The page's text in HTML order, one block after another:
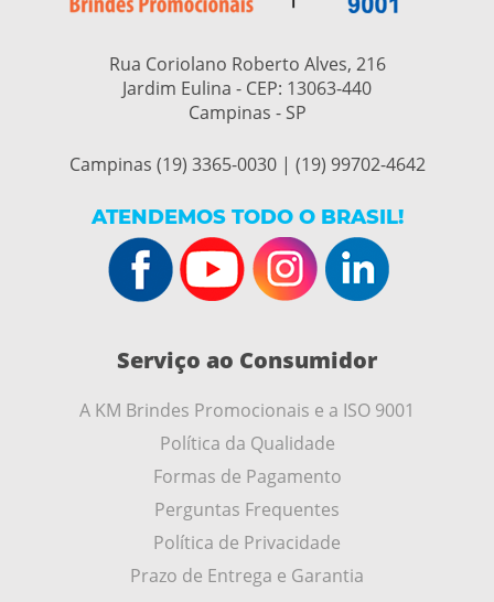
Rua Coriolano Roberto Alves, 216
Jardim Eulina - CEP: 13063-440
Campinas - SP
Campinas (19) 3365-0030 | (19) 99702-4642
ATENDEMOS TODO O BRASIL!
Serviço ao Consumidor
A KM Brindes Promocionais e a ISO 9001
Política da Qualidade
Formas de Pagamento
Perguntas Frequentes
Política de Privacidade
Prazo de Entrega e Garantia